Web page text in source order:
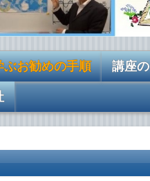
ぶお勧めの手順 講座